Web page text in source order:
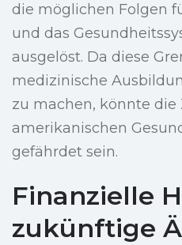
die möglichen Folgen
und das
ausgelöst. Da diese
medizinische
zu machen, könnte die
amerikanischen
gefährdet sein.
Finanzielle
zukünftige